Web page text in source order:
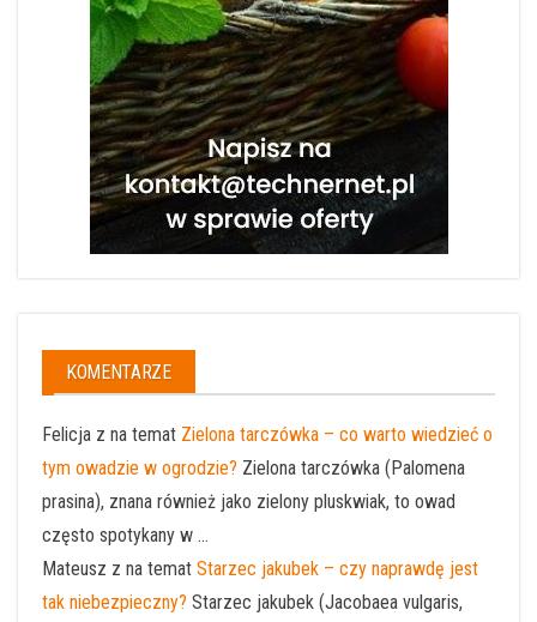
KOMENTARZE
Felicja z na temat Zielona tarczówka – co warto wiedzieć o
tym owadzie w ogrodzie? Zielona tarczówka (Palomena
prasina), znana również jako zielony pluskwiak, to owad
często spotykany w ...
Mateusz z na temat Starzec jakubek – czy naprawdę jest
tak niebezpieczny? Starzec jakubek (Jacobaea vulgaris,